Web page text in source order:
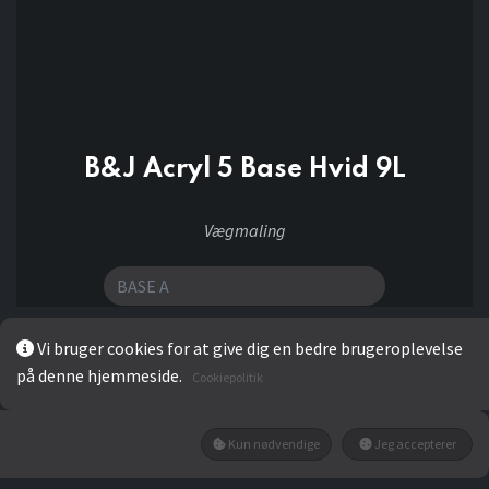
B&J Acryl 5 Base Hvid 9L
Vægmaling
655,20
Add to wishlist
Vi bruger cookies for at give dig en bedre brugeroplevelse
på denne hjemmeside.
Cookiepolitik
Kun nødvendige Jeg accepterer